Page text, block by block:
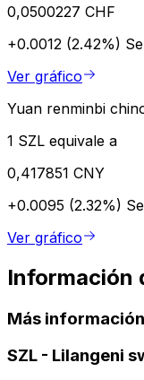
0,0500227 CHF
+0.0012 (2.42%)
Ver gráfico
Yuan renminbi
1 SZL equivale a
0,417851 CNY
+0.0095 (2.32%)
Ver gráfico
Información
Más
SZL - Lilangeni